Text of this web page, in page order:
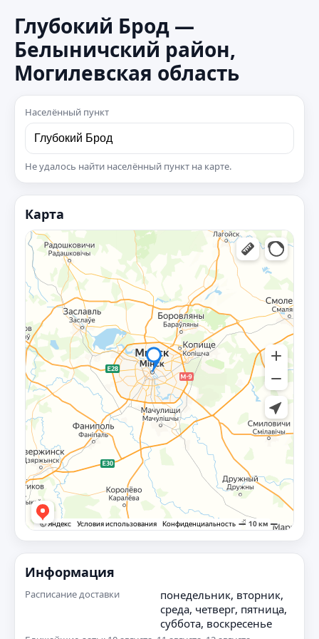
Глубокий Брод —
Белыничский район,
Могилевская область
Населённый пункт
Не удалось найти населённый пункт на карте.
Карта
Информация
Расписание доставки
понедельник, вторник,
среда, четверг, пятница,
суббота, воскресенье